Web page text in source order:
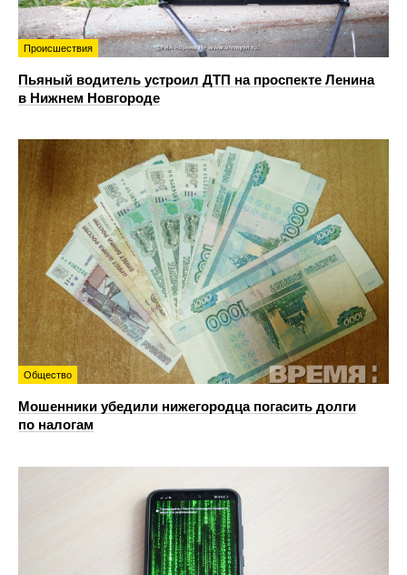
Происшествия
Пьяный водитель устроил ДТП на проспекте Ленина
в Нижнем Новгороде
Общество
Мошенники убедили нижегородца погасить долги
по налогам